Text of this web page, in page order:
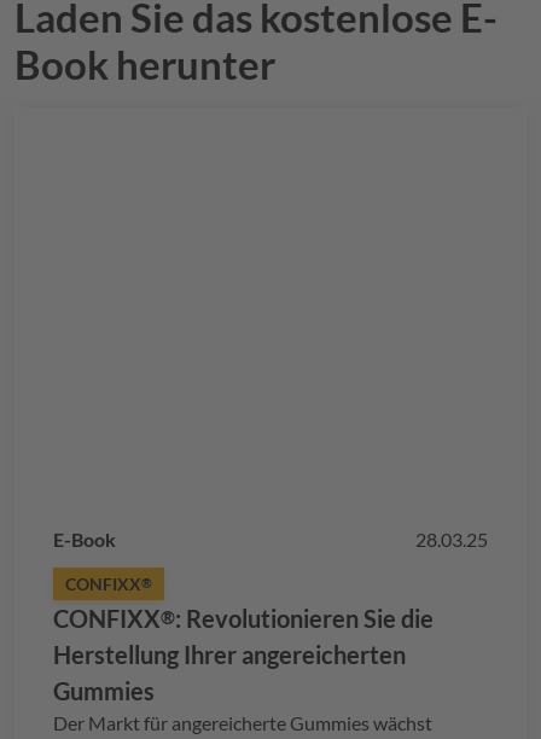
Laden Sie das kostenlose E-
Book herunter
E-Book 28.03.25
CONFIXX®
CONFIXX®: Revolutionieren Sie die
Herstellung Ihrer angereicherten
Gummies
Der Markt für angereicherte Gummies wächst